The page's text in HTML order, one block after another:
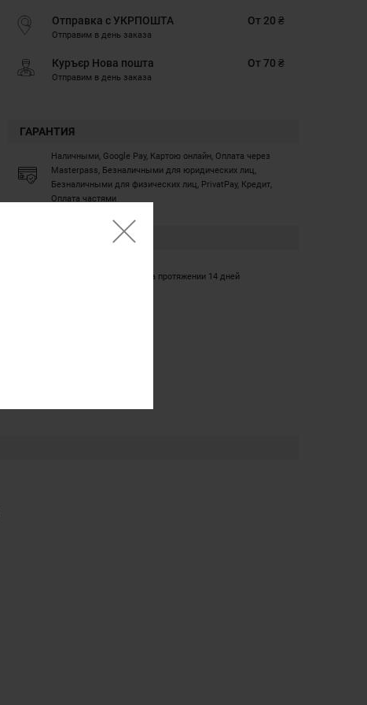
Отправка с УКРПОШТА
Отправим в день заказа
От 20 ₴
Куръєр Нова пошта
Отправим в день заказа
От 70 ₴
ГАРАНТИЯ
Наличными, Google Pay, Картою онлайн, Оплата через
Masterpass, Безналичными для юридических лиц,
Безналичными для физических лиц, PrivatPay, Кредит,
Оплата частями
Обмен/возврат товара на протяжении 14 дней